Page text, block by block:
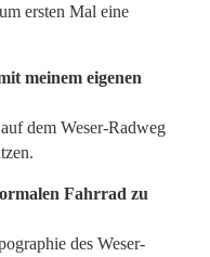
ersten Mal eine
meinem eigenen
dem Weser-Radweg
Fahrrad zu
des Weser-